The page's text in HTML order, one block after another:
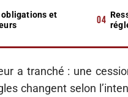
obligations et
a tranché : une
changent selon